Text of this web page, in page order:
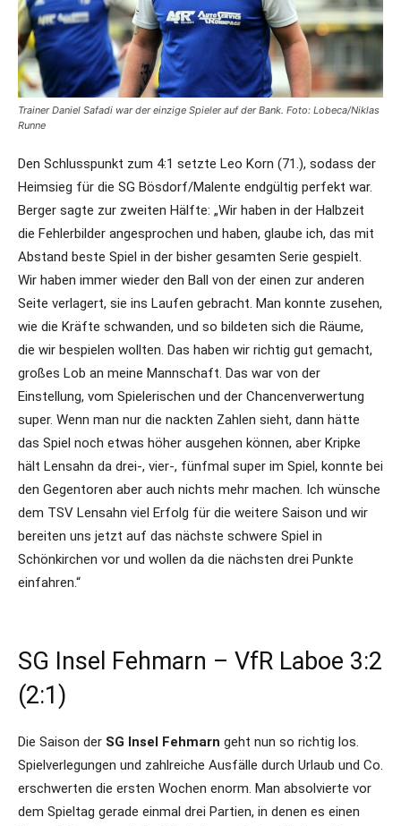
Trainer Daniel Safadi war der einzige Spieler auf der Bank. Foto: Lobeca/Niklas
Runne
Den Schlusspunkt zum 4:1 setzte Leo Korn (71.), sodass der
Heimsieg für die SG Bösdorf/Malente endgültig perfekt war.
Berger sagte zur zweiten Hälfte: „Wir haben in der Halbzeit
die Fehlerbilder angesprochen und haben, glaube ich, das mit
Abstand beste Spiel in der bisher gesamten Serie gespielt.
Wir haben immer wieder den Ball von der einen zur anderen
Seite verlagert, sie ins Laufen gebracht. Man konnte zusehen,
wie die Kräfte schwanden, und so bildeten sich die Räume,
die wir bespielen wollten. Das haben wir richtig gut gemacht,
großes Lob an meine Mannschaft. Das war von der
Einstellung, vom Spielerischen und der Chancenverwertung
super. Wenn man nur die nackten Zahlen sieht, dann hätte
das Spiel noch etwas höher ausgehen können, aber Kripke
hält Lensahn da drei-, vier-, fünfmal super im Spiel, konnte bei
den Gegentoren aber auch nichts mehr machen. Ich wünsche
dem TSV Lensahn viel Erfolg für die weitere Saison und wir
bereiten uns jetzt auf das nächste schwere Spiel in
Schönkirchen vor und wollen da die nächsten drei Punkte
einfahren.“
SG Insel Fehmarn – VfR Laboe 3:2
(2:1)
Die Saison der SG Insel Fehmarn geht nun so richtig los.
Spielverlegungen und zahlreiche Ausfälle durch Urlaub und Co.
erschwerten die ersten Wochen enorm. Man absolvierte vor
dem Spieltag gerade einmal drei Partien, in denen es einen